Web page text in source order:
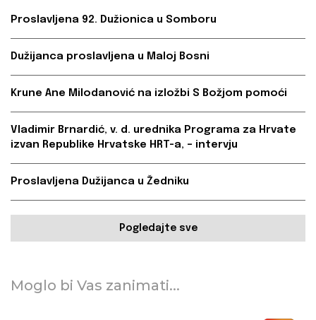
Proslavljena 92. Dužionica u Somboru
Dužijanca proslavljena u Maloj Bosni
Krune Ane Milodanović na izložbi S Božjom pomoći
Vladimir Brnardić, v. d. urednika Programa za Hrvate
izvan Republike Hrvatske HRT-a, – intervju
Proslavljena Dužijanca u Žedniku
Pogledajte sve
Moglo bi Vas zanimati...